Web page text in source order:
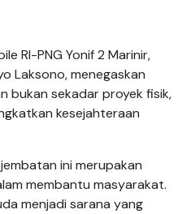
RI-PNG Yonif 2 Marinir,
Laksono, menegaskan
bukan sekadar proyek fisik,
kesejahteraan
ini merupakan
membantu masyarakat.
menjadi sarana yang